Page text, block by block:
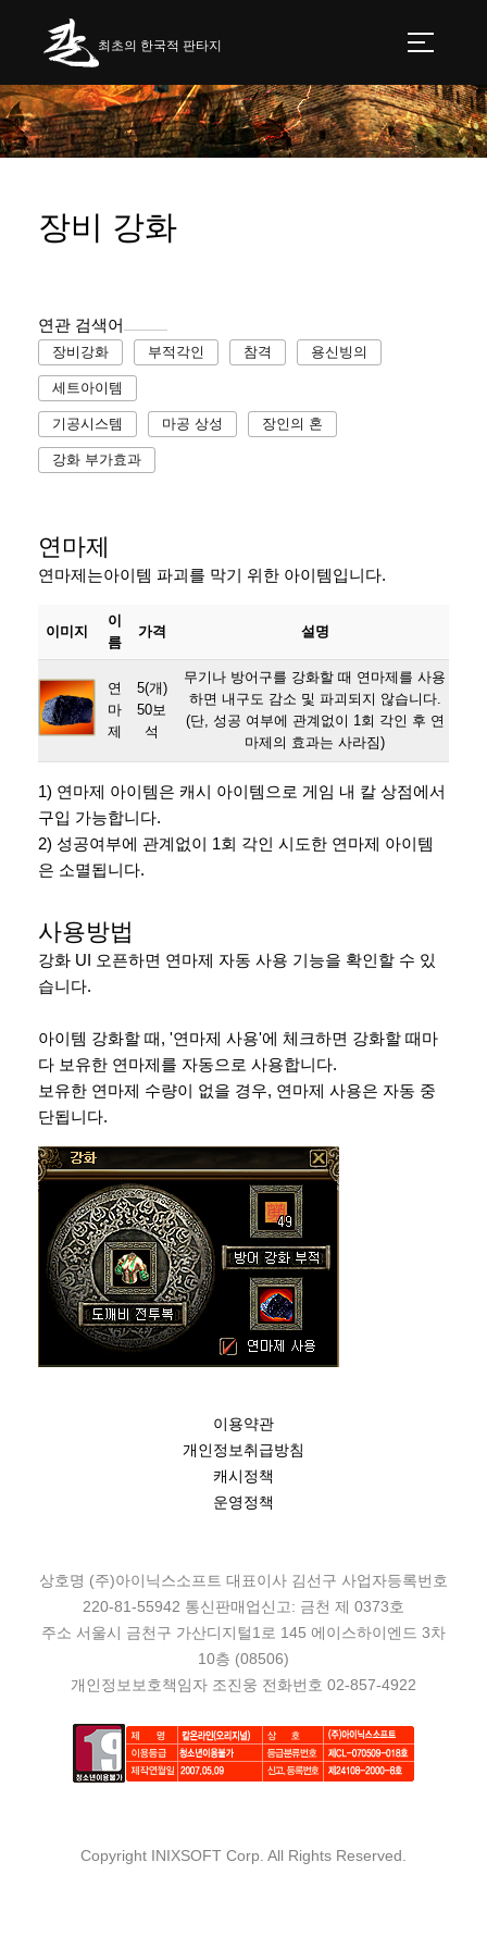
최초의 한국적 판타지
장비 강화
연관 검색어
장비강화 부적각인 참격 용신빙의
세트아이템
기공시스템 마공 상성 장인의 혼
강화 부가효과
연마제
연마제는아이템 파괴를 막기 위한 아이템입니다.
이미지
이
름
가격 설명
연
마
제
5(개)
50보
석
무기나 방어구를 강화할 때 연마제를 사용
하면 내구도 감소 및 파괴되지 않습니다.
(단, 성공 여부에 관계없이 1회 각인 후 연
마제의 효과는 사라짐)
1) 연마제 아이템은 캐시 아이템으로 게임 내 칼 상점에서
구입 가능합니다.
2) 성공여부에 관계없이 1회 각인 시도한 연마제 아이템
은 소멸됩니다.
사용방법
강화 UI 오픈하면 연마제 자동 사용 기능을 확인할 수 있
습니다.
아이템 강화할 때, '연마제 사용'에 체크하면 강화할 때마
다 보유한 연마제를 자동으로 사용합니다.
보유한 연마제 수량이 없을 경우, 연마제 사용은 자동 중
단됩니다.
이용약관
개인정보취급방침
캐시정책
운영정책
상호명 (주)아이닉스소프트 대표이사 김선구 사업자등록번호
220-81-55942 통신판매업신고: 금천 제 0373호
주소 서울시 금천구 가산디지털1로 145 에이스하이엔드 3차
10층 (08506)
개인정보보호책임자 조진웅 전화번호 02-857-4922
Copyright INIXSOFT Corp. All Rights Reserved.